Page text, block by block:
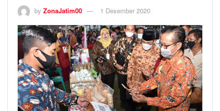
by ZonaJatim00 1 Desember 2020